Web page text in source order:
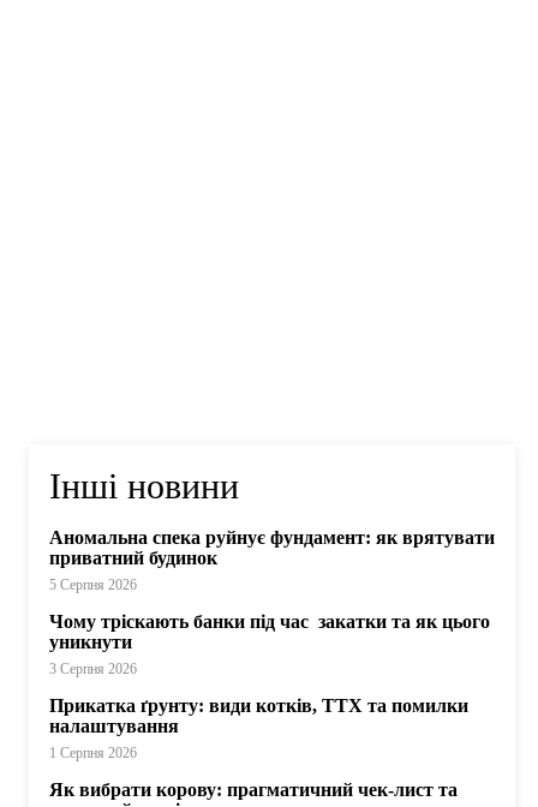
Інші новини
Аномальна спека руйнує фундамент: як врятувати
приватний будинок
5 Серпня 2026
Чому тріскають банки під час закатки та як цього
уникнути
3 Серпня 2026
Прикатка ґрунту: види котків, ТТХ та помилки
налаштування
1 Серпня 2026
Як вибрати корову: прагматичний чек-лист та